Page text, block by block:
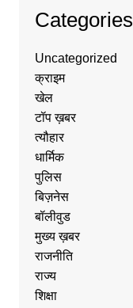
Categories
Uncategorized
क्राइम
खेल
टॉप ख़बर
त्यौहार
धार्मिक
पुलिस
बिज़नेस
बॉलीवुड
मुख्य ख़बर
राजनीति
राज्य
शिक्षा